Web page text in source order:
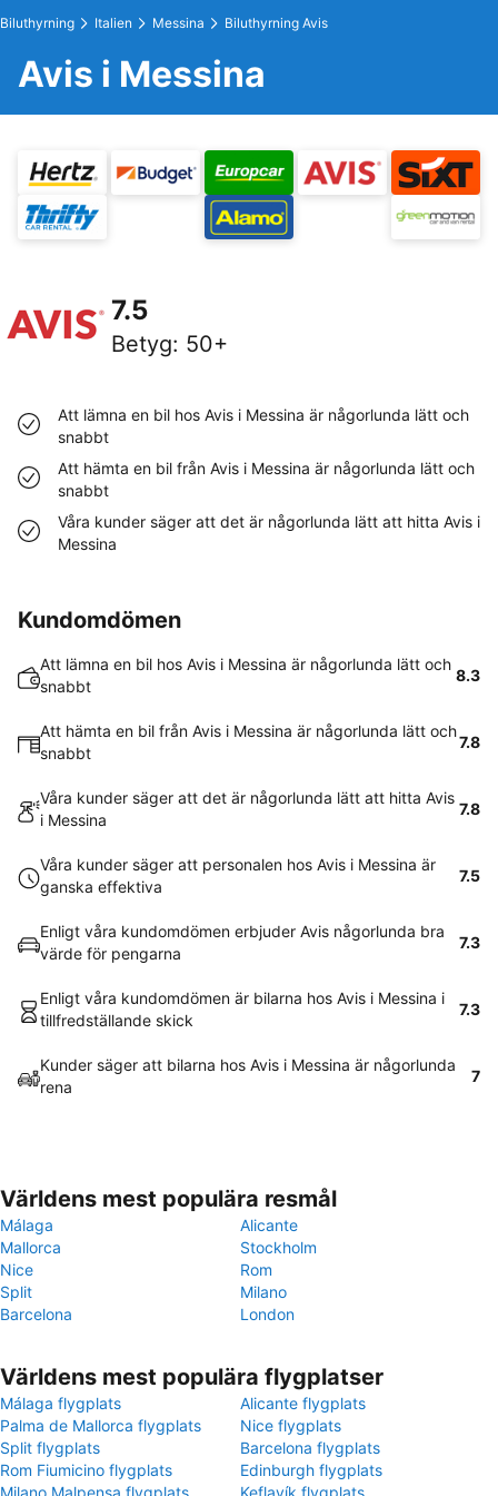
Biluthyrning Italien Messina Biluthyrning Avis
Avis i Messina
7.5
Betyg: 50+
Att lämna en bil hos Avis i Messina är någorlunda lätt och
snabbt
Att hämta en bil från Avis i Messina är någorlunda lätt och
snabbt
Våra kunder säger att det är någorlunda lätt att hitta Avis i
Messina
Kundomdömen
Att lämna en bil hos Avis i Messina är någorlunda lätt och
snabbt
8.3
Att hämta en bil från Avis i Messina är någorlunda lätt och
snabbt
7.8
Våra kunder säger att det är någorlunda lätt att hitta Avis
i Messina
7.8
Våra kunder säger att personalen hos Avis i Messina är
ganska effektiva
7.5
Enligt våra kundomdömen erbjuder Avis någorlunda bra
värde för pengarna
7.3
Enligt våra kundomdömen är bilarna hos Avis i Messina i
tillfredställande skick
7.3
Kunder säger att bilarna hos Avis i Messina är någorlunda
rena
7
Världens mest populära resmål
Málaga
Alicante
Mallorca
Stockholm
Nice
Rom
Split
Milano
Barcelona
London
Världens mest populära flygplatser
Málaga flygplats
Alicante flygplats
Palma de Mallorca flygplats
Nice flygplats
Split flygplats
Barcelona flygplats
Rom Fiumicino flygplats
Edinburgh flygplats
Milano Malpensa flygplats
Keflavík flygplats